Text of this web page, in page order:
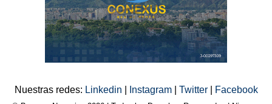
Nuestras redes: Linkedin Instagram Twitter Facebook